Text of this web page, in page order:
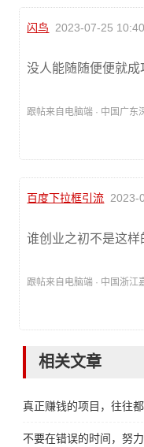
闪鸟 2023-07-25
没人能随随便便就
跟帖来自电脑端 · 中国广东
百度下拉框引流 2023-
谁创业之初不是这样
跟帖来自电脑端 · 中国浙江
相关文章
真正赚钱的项目，往往都
不要在错误的时间，努